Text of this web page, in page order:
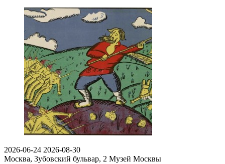
2026-06-24 2026-08-30
Москва, Зубовский бульвар, 2 Музей Москвы